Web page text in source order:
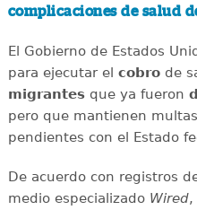
complicaciones de salud
El Gobierno de Estados
para ejecutar el cobrode
migrantesque ya fueron
pero que mantienen
pendientes con el Estado
De acuerdo con registros
medio especializado Wired,